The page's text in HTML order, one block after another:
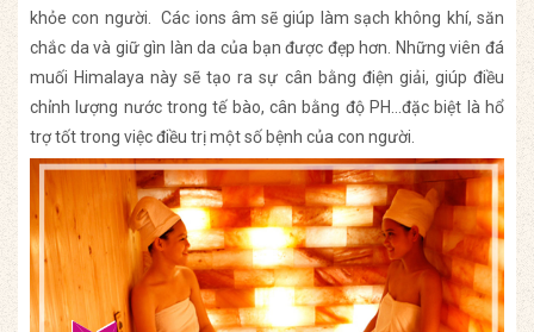
khỏe con người. Các ions âm sẽ giúp làm sạch không khí, săn
chắc da và giữ gìn làn da của bạn được đẹp hơn. Những viên đá
muối Himalaya này sẽ tạo ra sự cân bằng điện giải, giúp điều
chỉnh lượng nước trong tế bào, cân bằng độ PH…đặc biệt là hổ
trợ tốt trong việc điều trị một số bệnh của con người.